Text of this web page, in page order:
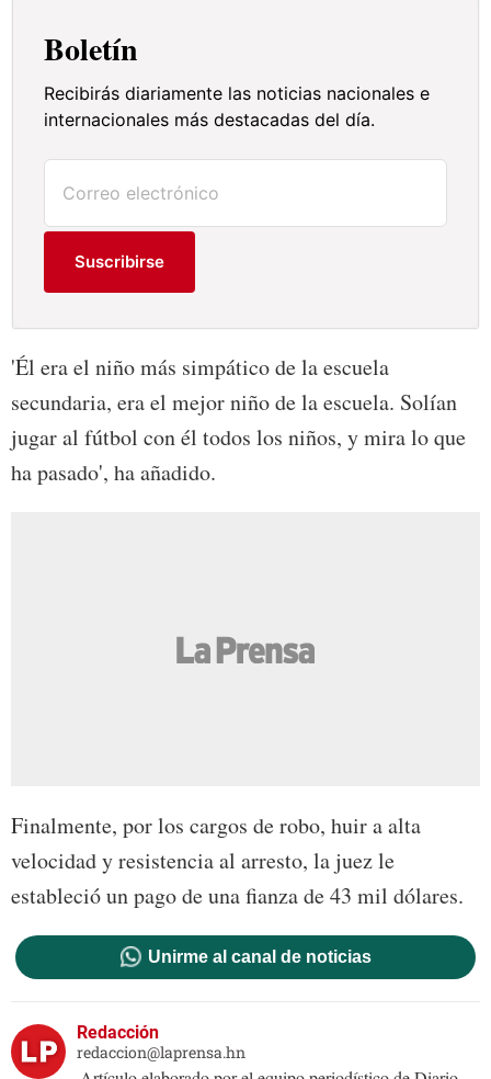
Boletín
Recibirás diariamente las noticias nacionales e
internacionales más destacadas del día.
Suscribirse
'Él era el niño más simpático de la escuela
secundaria, era el mejor niño de la escuela. Solían
jugar al fútbol con él todos los niños, y mira lo que
ha pasado', ha añadido.
Finalmente, por los cargos de robo, huir a alta
velocidad y resistencia al arresto, la juez le
estableció un pago de una fianza de 43 mil dólares.
Unirme al canal de noticias
Redacción
redaccion@laprensa.hn